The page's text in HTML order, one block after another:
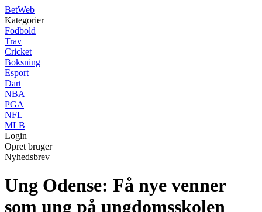
BetWeb
Kategorier
Fodbold
Trav
Cricket
Boksning
Esport
Dart
NBA
PGA
NFL
MLB
Login
Opret bruger
Nyhedsbrev
Ung Odense: Få nye venner
som ung på ungdomsskolen